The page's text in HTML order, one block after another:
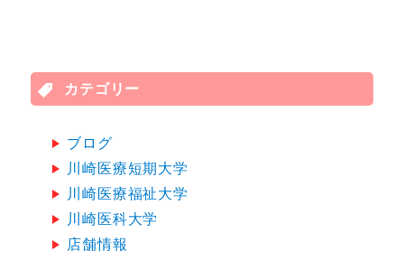
カテゴリー
ブログ
川崎医療短期大学
川崎医療福祉大学
川崎医科大学
店舗情報